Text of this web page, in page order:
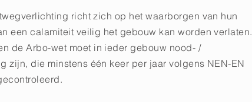
richt zich op het waarborgen van hun
een calamiteit veilig het gebouw kan worden verlaten.
de Arbo-wet moet in ieder gebouw nood- /
zijn, die minstens één keer per jaar volgens NEN-EN